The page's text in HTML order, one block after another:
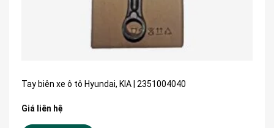
Tay biên xe ô tô Hyundai, KIA | 2351004040
Giá liên hệ